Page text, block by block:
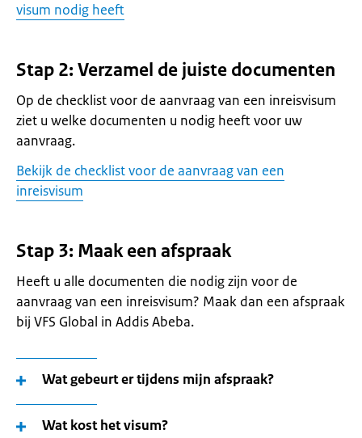
visum nodig heeft
Stap 2: Verzamel de juiste documenten
Op de checklist voor de aanvraag van een inreisvisum
ziet u welke documenten u nodig heeft voor uw
aanvraag.
Bekijk de checklist voor de aanvraag van een
inreisvisum
Stap 3: Maak een afspraak
Heeft u alle documenten die nodig zijn voor de
aanvraag van een inreisvisum? Maak dan een afspraak
bij VFS Global in Addis Abeba.
Wat gebeurt er tijdens mijn afspraak?
Wat kost het visum?